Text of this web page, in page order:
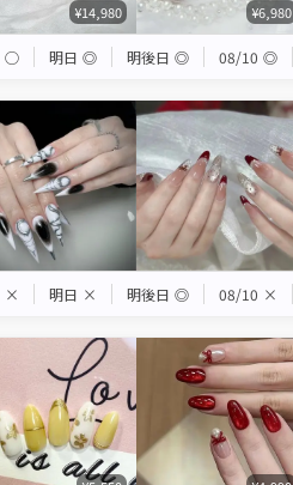
¥14,980 ¥6,980
◯ 明日 ◎ 明後日 ◎ 08/10 ◎
× 明日 × 明後日 ◎ 08/10 ×